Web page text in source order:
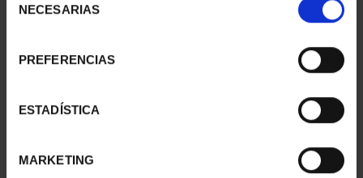
NECESARIAS
PREFERENCIAS
ESTADÍSTICA
MARKETING
CIUDADES PATRIMONIO
II - SALAMANCA
CIUDADES PATRIMONIO
DE LA HUMANIDAD
1.095,00 €